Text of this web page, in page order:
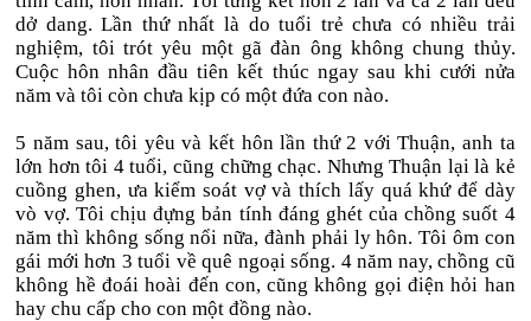
dở dang. Lần thứ nhất là do tuổi trẻ chưa có nhiều trải
nghiệm, tôi trót yêu một gã đàn ông không chung thủy.
Cuộc hôn nhân đầu tiên kết thúc ngay sau khi cưới nửa
năm và tôi còn chưa kịp có một đứa con nào.
5 năm sau, tôi yêu và kết hôn lần thứ 2 với Thuận, anh ta
lớn hơn tôi 4 tuổi, cũng chững chạc. Nhưng Thuận lại là kẻ
cuồng ghen, ưa kiểm soát vợ và thích lấy quá khứ để dày
vò vợ. Tôi chịu đựng bản tính đáng ghét của chồng suốt 4
năm thì không sống nổi nữa, đành phải ly hôn. Tôi ôm con
gái mới hơn 3 tuổi về quê ngoại sống. 4 năm nay, chồng cũ
không hề đoái hoài đến con, cũng không gọi điện hỏi han
hay chu cấp cho con một đồng nào.